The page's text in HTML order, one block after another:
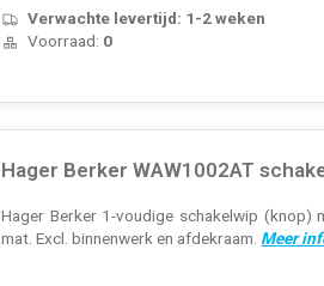
Verwachte levertijd: 1-2 weken
Voorraad: 0
Hager Berker WAW1002AT
Hager Berker 1-voudige schakelwip (knop)
mat. Excl. binnenwerk en afdekraam. Meer